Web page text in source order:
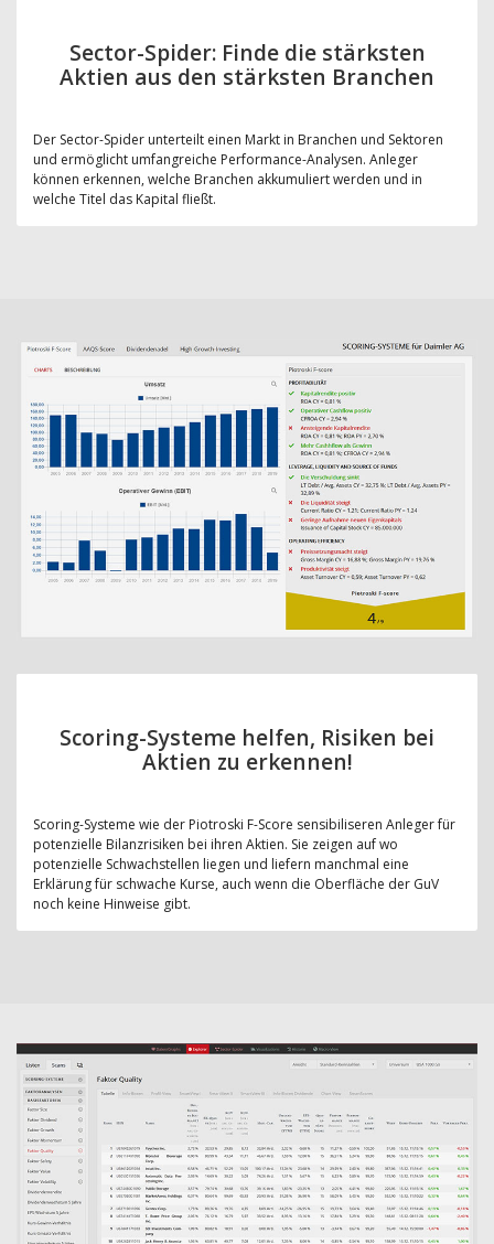
Sector-Spider: Finde die stärksten
Aktien aus den stärksten Branchen
Der Sector-Spider unterteilt einen Markt in Branchen und Sektoren
und ermöglicht umfangreiche Performance-Analysen. Anleger
können erkennen, welche Branchen akkumuliert werden und in
welche Titel das Kapital fließt.
Scoring-Systeme helfen, Risiken bei
Aktien zu erkennen!
Scoring-Systeme wie der Piotroski F-Score sensibiliseren Anleger für
potenzielle Bilanzrisiken bei ihren Aktien. Sie zeigen auf wo
potenzielle Schwachstellen liegen und liefern manchmal eine
Erklärung für schwache Kurse, auch wenn die Oberfläche der GuV
noch keine Hinweise gibt.